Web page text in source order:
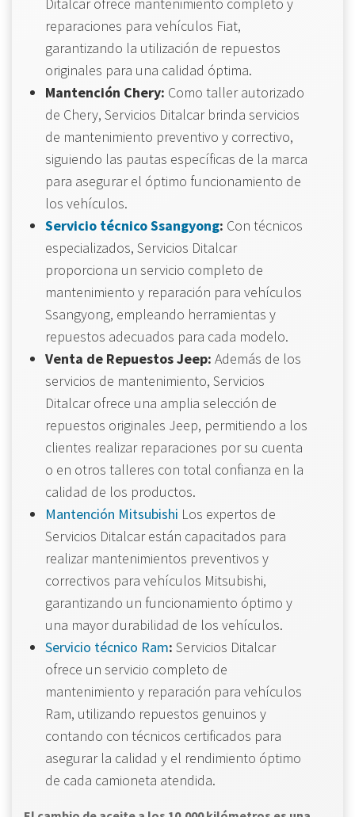
reparaciones para vehículos Fiat,
garantizando la utilización de repuestos
originales para una calidad óptima.
Mantención Chery: Como taller autorizado
de Chery, Servicios Ditalcar brinda servicios
de mantenimiento preventivo y correctivo,
siguiendo las pautas específicas de la marca
para asegurar el óptimo funcionamiento de
los vehículos.
Servicio técnico Ssangyong: Con técnicos
especializados, Servicios Ditalcar
proporciona un servicio completo de
mantenimiento y reparación para vehículos
Ssangyong, empleando herramientas y
repuestos adecuados para cada modelo.
Venta de Repuestos Jeep: Además de los
servicios de mantenimiento, Servicios
Ditalcar ofrece una amplia selección de
repuestos originales Jeep, permitiendo a los
clientes realizar reparaciones por su cuenta
o en otros talleres con total confianza en la
calidad de los productos.
Mantención Mitsubishi Los expertos de
Servicios Ditalcar están capacitados para
realizar mantenimientos preventivos y
correctivos para vehículos Mitsubishi,
garantizando un funcionamiento óptimo y
una mayor durabilidad de los vehículos.
Servicio técnico Ram: Servicios Ditalcar
ofrece un servicio completo de
mantenimiento y reparación para vehículos
Ram, utilizando repuestos genuinos y
contando con técnicos certificados para
asegurar la calidad y el rendimiento óptimo
de cada camioneta atendida.